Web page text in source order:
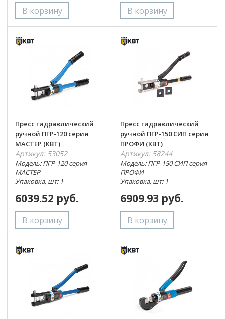
Пресс гидравлический
ручной ПГР-120 серия
МАСТЕР (КВТ)
Артикул: 53052
Модель: ПГР-120 серия
МАСТЕР
Упаковка, шт: 1
6039.52 руб.
Пресс гидравлический
ручной ПГР-150 СИП серия
ПРОФИ (КВТ)
Артикул: 58244
Модель: ПГР-150 СИП серия
ПРОФИ
Упаковка, шт: 1
6909.93 руб.